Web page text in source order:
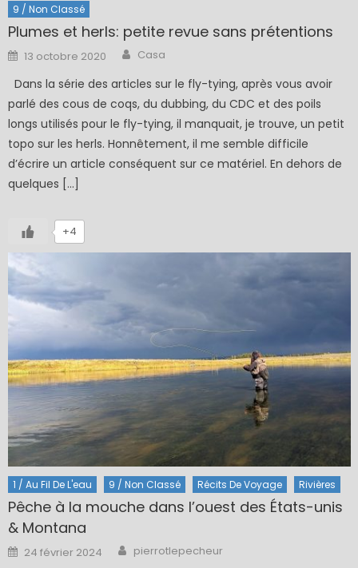
9 / Non Classé
Plumes et herls: petite revue sans prétentions
Posted
on
13 octobre 2020 Author
Casa
Dans la série des articles sur le fly-tying, après vous avoir
parlé des cous de coqs, du dubbing, du CDC et des poils
longs utilisés pour le fly-tying, il manquait, je trouve, un petit
topo sur les herls. Honnêtement, il me semble difficile
d’écrire un article conséquent sur ce matériel. En dehors de
quelques […]
+4
1 / Au Fil De L'eau 9 / Non Classé Récits De Voyage Rivières
Pêche à la mouche dans l’ouest des États-unis
& Montana
Posted
on
24 février 2024 Author
pierrotlepecheur